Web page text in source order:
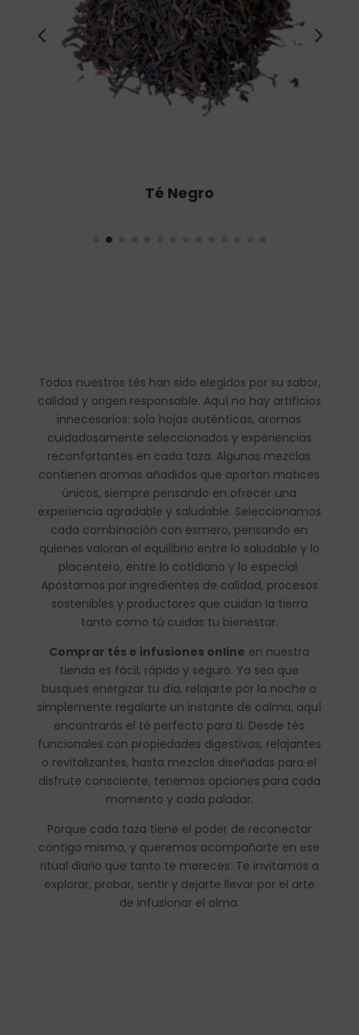
Té Oolong
Todos nuestros tés han sido elegidos por su sabor,
calidad y origen responsable. Aquí no hay artificios
innecesarios: solo hojas auténticas, aromas
cuidadosamente seleccionados y experiencias
reconfortantes en cada taza. Algunas mezclas
contienen aromas añadidos que aportan matices
únicos, siempre pensando en ofrecer una
experiencia agradable y saludable. Seleccionamos
cada combinación con esmero, pensando en
quienes valoran el equilibrio entre lo saludable y lo
placentero, entre lo cotidiano y lo especial.
Apostamos por ingredientes de calidad, procesos
sostenibles y productores que cuidan la tierra
tanto como tú cuidas tu bienestar.
Comprar tés e infusiones online en nuestra
tienda es fácil, rápido y seguro. Ya sea que
busques energizar tu día, relajarte por la noche o
simplemente regalarte un instante de calma, aquí
encontrarás el té perfecto para ti. Desde tés
funcionales con propiedades digestivas, relajantes
o revitalizantes, hasta mezclas diseñadas para el
disfrute consciente, tenemos opciones para cada
momento y cada paladar.
Porque cada taza tiene el poder de reconectar
contigo mismo, y queremos acompañarte en ese
ritual diario que tanto te mereces. Te invitamos a
explorar, probar, sentir y dejarte llevar por el arte
de infusionar el alma.